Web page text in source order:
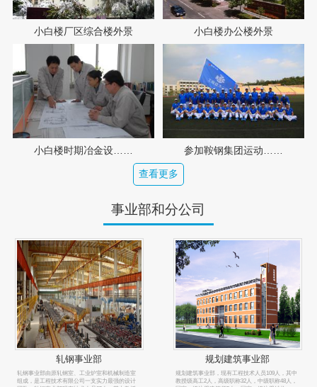
小白楼厂区综合楼外景 小白楼办公楼外景
小白楼时期冶金设…… 参加鞍钢集团运动……
查看更多
事业部和分公司
轧钢事业部
轧钢事业部由原轧钢室、工业炉室和机械制造室
组成，是工程技术有限公司一支实力最强的设计
规划建筑事业部
规划建筑事业部，现有工程技术人员109人，其中
教授级高工2人，高级职称32人，中级职称48人，